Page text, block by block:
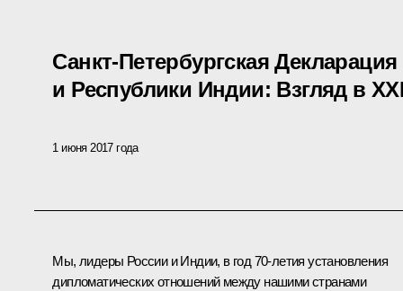
Санкт-Петербургская
и Республики Индии: Взгляд в
1 июня 2017 года
Мы, лидеры России и Индии, в год 70-летия установления
дипломатических отношений между нашими странами